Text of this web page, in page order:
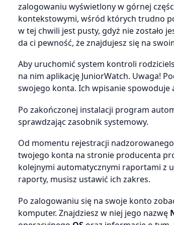
zalogowaniu wyświetlony w górnej
kontekstowymi, wśród których trudno
w tej chwili jest pusty, gdyż nie zostało
da ci pewność, że znajdujesz się na
Aby uruchomić system kontroli
na nim aplikację JuniorWatch. Uwaga!
swojego konta. Ich wpisanie spowoduje
Po zakończonej instalacji program
sprawdzając zasobnik systemowy.
Od momentu rejestracji
twojego konta na stronie producenta
kolejnymi automatycznymi raportami z
raporty, musisz ustawić ich zakres.
Po zalogowaniu się na swoje konto
komputer. Znajdziesz w niej jego nazwę